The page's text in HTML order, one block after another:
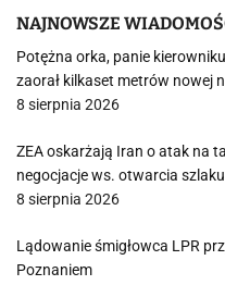
NAJNOWSZE
Potężna orka, panie
zaorał kilkaset metrów nowej
8 sierpnia 2026
ZEA oskarżają Iran o atak na
negocjacje ws. otwarcia szlaku
8 sierpnia 2026
Lądowanie śmigłowca LPR
Poznaniem